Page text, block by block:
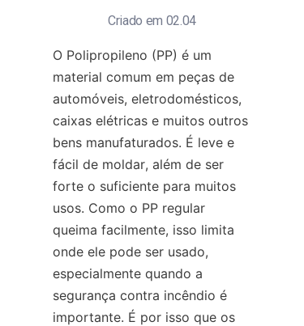
Criado em 02.04
O Polipropileno (PP) é um
material comum em peças de
automóveis, eletrodomésticos,
caixas elétricas e muitos outros
bens manufaturados. É leve e
fácil de moldar, além de ser
forte o suficiente para muitos
usos. Como o PP regular
queima facilmente, isso limita
onde ele pode ser usado,
especialmente quando a
segurança contra incêndio é
importante. É por isso que os